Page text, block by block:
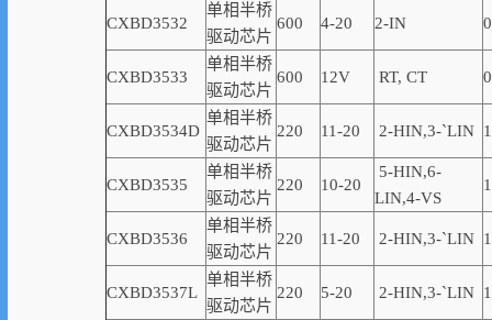
CXBD3532
单相半桥
驱动芯片
600 4-20 2-IN
CXBD3533
单相半桥
驱动芯片
600 12V RT, CT
CXBD3534D
单相半桥
驱动芯片
220 11-20 2-HIN,3-`LIN
CXBD3535
单相半桥
驱动芯片
220 10-20
5-HIN,6-
LIN,4-VS
CXBD3536
单相半桥
驱动芯片
220 11-20 2-HIN,3-`LIN
CXBD3537L
单相半桥
驱动芯片
220 5-20 2-HIN,3-`LIN